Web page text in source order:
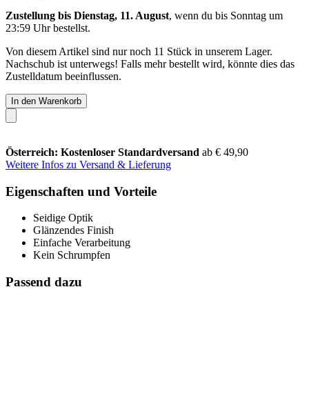
Zustellung bis Dienstag, 11. August, wenn du bis Sonntag um
23:59 Uhrbestellst.
Von diesem Artikel sind nur noch 11 Stück in unserem Lager.
Nachschub ist unterwegs! Falls mehr bestellt wird, könnte dies das
Zustelldatum beeinflussen.
In den Warenkorb
Österreich: Kostenloser Standardversand ab € 49,90
Weitere Infos zu Versand & Lieferung
Eigenschaften und Vorteile
Seidige Optik
Glänzendes Finish
Einfache Verarbeitung
Kein Schrumpfen
Passend dazu